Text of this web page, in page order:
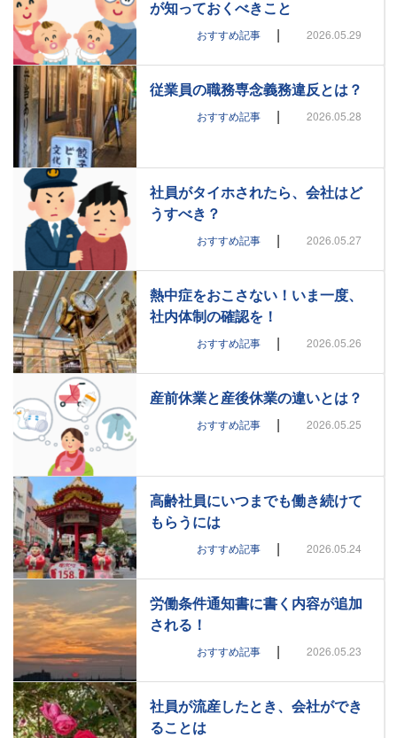
が知っておくべきこと
おすすめ記事 | 2026.05.29
従業員の職務専念義務違反とは？
おすすめ記事 | 2026.05.28
社員がタイホされたら、会社はど
うすべき？
おすすめ記事 | 2026.05.27
熱中症をおこさない！いま一度、
社内体制の確認を！
おすすめ記事 | 2026.05.26
産前休業と産後休業の違いとは？
おすすめ記事 | 2026.05.25
高齢社員にいつまでも働き続けて
もらうには
おすすめ記事 | 2026.05.24
労働条件通知書に書く内容が追加
される！
おすすめ記事 | 2026.05.23
社員が流産したとき、会社ができ
ることは